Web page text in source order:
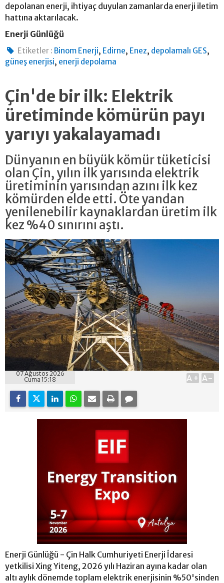
depolanan enerji, ihtiyaç duyulan zamanlarda enerji iletim
hattına aktarılacak.
Enerji Günlüğü
Etiketler : Binom Enerji, Edirne, Enez, depolamalı GES,
güneş enerjisi, enerji depolama
Çin'de bir ilk: Elektrik
üretiminde kömürün payı
yarıyı yakalayamadı
Dünyanın en büyük kömür tüketicisi
olan Çin, yılın ilk yarısında elektrik
üretiminin yarısından azını ilk kez
kömürden elde etti. Öte yandan
yenilenebilir kaynaklardan üretim ilk
kez %40 sınırını aştı.
07 Ağustos 2026
Cuma 15:18
A+ A-
Enerji Günlüğü - Çin Halk Cumhuriyeti Enerji İdaresi
yetkilisi Xing Yiteng, 2026 yılı Haziran ayına kadar olan
altı aylık dönemde toplam elektrik enerjisinin %50'sinden